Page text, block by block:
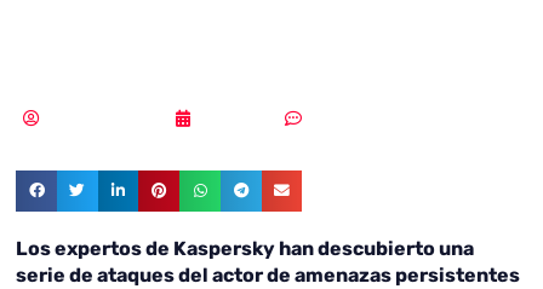
Los expertos de Kaspersky han descubierto una
serie de ataques del actor de amenazas persistentes